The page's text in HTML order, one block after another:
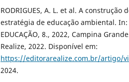
RODRIGUES, A. L. et al. A
estratégia de educação ambiental. In:
EDUCAÇÃO, 8., 2022, Campina
Realize, 2022. Disponível em:
https://editorarealize.com.br/artigo/
2024.